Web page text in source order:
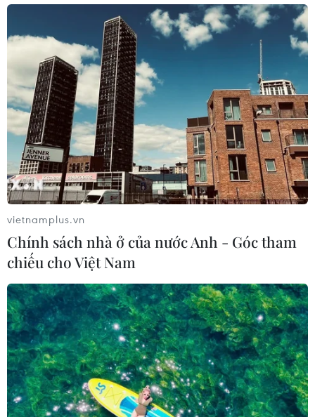
vietnamplus.vn
Chính sách nhà ở của nước Anh - Góc tham
chiếu cho Việt Nam